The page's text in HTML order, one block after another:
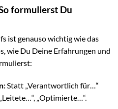
formulierst Du
ist genauso wichtig wie das
wie Du Deine Erfahrungen und
Statt „Verantwortlich für…“
„Optimierte…“.